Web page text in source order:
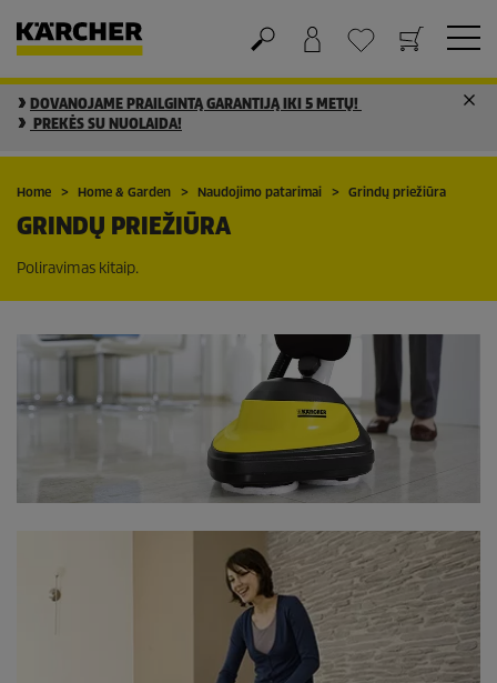
Krepšelis
Mėgstamiausių sąrašas
DOVANOJAME PRAILGINTĄ GARANTIJĄ IKI 5 METŲ!
PREKĖS SU NUOLAIDA!
Home Home & Garden Naudojimo patarimai Grindų priežiūra
GRINDŲ PRIEŽIŪRA
Poliravimas kitaip.